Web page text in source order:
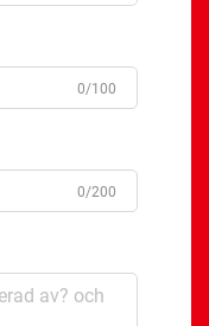
0/100
0/200